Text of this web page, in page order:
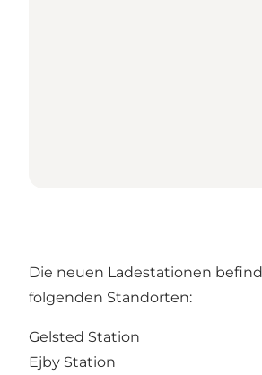
Die neuen Ladestationen
folgenden Standorten:
Gelsted Station
Ejby Station